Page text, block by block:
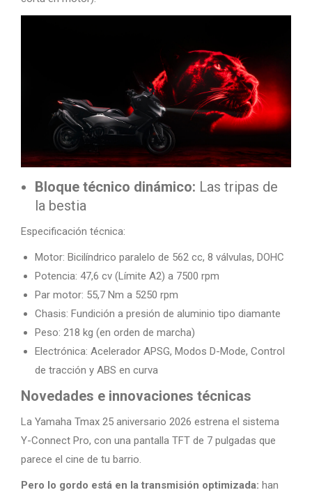
Bloque técnico dinámico: Las tripas de
la bestia
Especificación técnica:
Motor: Bicilíndrico paralelo de 562 cc, 8 válvulas, DOHC
Potencia: 47,6 cv (Límite A2) a 7500 rpm
Par motor: 55,7 Nm a 5250 rpm
Chasis: Fundición a presión de aluminio tipo diamante
Peso: 218 kg (en orden de marcha)
Electrónica: Acelerador APSG, Modos D-Mode, Control
de tracción y ABS en curva
Novedades e innovaciones técnicas
La Yamaha Tmax 25 aniversario 2026 estrena el sistema
Y-Connect Pro, con una pantalla TFT de 7 pulgadas que
parece el cine de tu barrio.
Pero lo gordo está en la transmisión optimizada: han